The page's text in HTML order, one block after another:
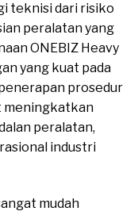
teknisi dari risiko
peralatan yang
ONEBIZ Heavy
yang kuat pada
prosedur
meningkatkan
peralatan,
industri
mudah